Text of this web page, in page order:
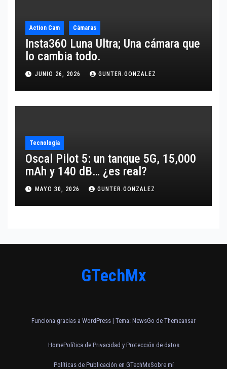
Action Cam Cámaras
Insta360 Luna Ultra; Una cámara que
lo cambia todo.
JUNIO 26, 2026 GUNTER.GONZALEZ
Tecnología
Oscal Pilot 5: un tanque 5G, 15,000
mAh y 140 dB… ¿es real?
MAYO 30, 2026 GUNTER.GONZALEZ
GTechMx
Funciona gracias a WordPress | Tema: NewsGo de Themeansar
HomePolítica de Privacidad y Protección de datos
Políticas de Publicación en GTechMxSobre mí